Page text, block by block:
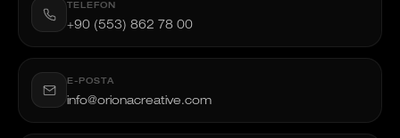
TELEFON
+90 (553) 862 78 00
E-POSTA
info@orionacreative.com